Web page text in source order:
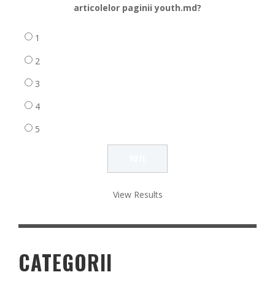
articolelor paginii youth.md?
1
2
3
4
5
View Results
CATEGORII